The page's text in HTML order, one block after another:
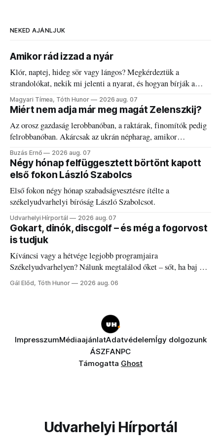
NEKED AJÁNLJUK
Amikor rád izzad a nyár
Klór, naptej, hideg sör vagy lángos? Megkérdeztük a
strandolókat, nekik mi jelenti a nyarat, és hogyan bírják a
kánikulát.
Magyari Tímea, Tóth Hunor 2026 aug. 07
Miért nem adja már meg magát Zelenszkij?
Az orosz gazdaság lerobbanóban, a raktárak, finomítók pedig
felrobbanóban. Akárcsak az ukrán népharag, amikor
elégedetlen vezetőivel.
Buzás Ernő 2026 aug. 07
Négy hónap felfüggesztett börtönt kapott
első fokon László Szabolcs
Első fokon négy hónap szabadságvesztésre ítélte a
székelyudvarhelyi bíróság László Szabolcsot.
Udvarhelyi Hírportál 2026 aug. 07
Gokart, dinók, discgolf – és még a fogorvost
is tudjuk
Kíváncsi vagy a hétvége legjobb programjaira
Székelyudvarhelyen? Nálunk megtalálod őket – sőt, ha baj van
a fogaddal, a fogorvosi ügyeletet is!
Gál Előd, Tóth Hunor 2026 aug. 06
ImpresszumMédiaajánlatAdatvédelemÍgy dolgozunk
ÁSZFANPC
Támogatta Ghost
Udvarhelyi Hírportál